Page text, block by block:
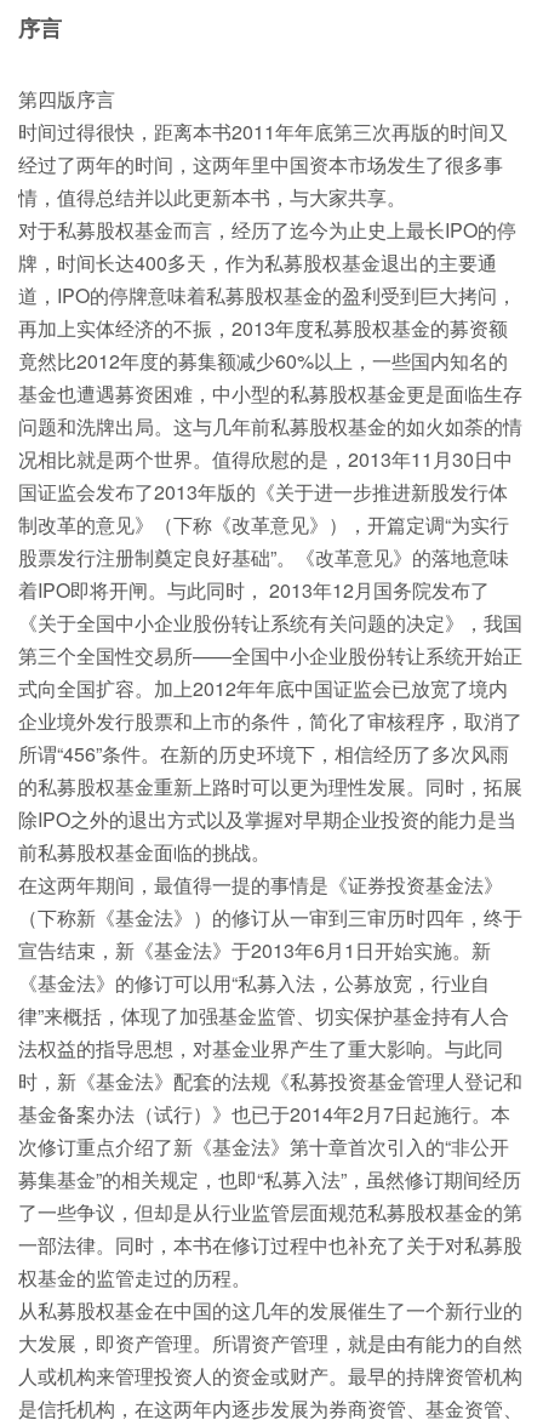
序言
第四版序言
时间过得很快，距离本书2011年年底第三次再版的时间又
经过了两年的时间，这两年里中国资本市场发生了很多事
情，值得总结并以此更新本书，与大家共享。
对于私募股权基金而言，经历了迄今为止史上最长IPO的停
牌，时间长达400多天，作为私募股权基金退出的主要通
道，IPO的停牌意味着私募股权基金的盈利受到巨大拷问，
再加上实体经济的不振，2013年度私募股权基金的募资额
竟然比2012年度的募集额减少60%以上，一些国内知名的
基金也遭遇募资困难，中小型的私募股权基金更是面临生存
问题和洗牌出局。这与几年前私募股权基金的如火如荼的情
况相比就是两个世界。值得欣慰的是，2013年11月30日中
国证监会发布了2013年版的《关于进一步推进新股发行体
制改革的意见》（下称《改革意见》），开篇定调“为实行
股票发行注册制奠定良好基础”。《改革意见》的落地意味
着IPO即将开闸。与此同时， 2013年12月国务院发布了
《关于全国中小企业股份转让系统有关问题的决定》，我国
第三个全国性交易所——全国中小企业股份转让系统开始正
式向全国扩容。加上2012年年底中国证监会已放宽了境内
企业境外发行股票和上市的条件，简化了审核程序，取消了
所谓“456”条件。在新的历史环境下，相信经历了多次风雨
的私募股权基金重新上路时可以更为理性发展。同时，拓展
除IPO之外的退出方式以及掌握对早期企业投资的能力是当
前私募股权基金面临的挑战。
在这两年期间，最值得一提的事情是《证券投资基金法》
（下称新《基金法》）的修订从一审到三审历时四年，终于
宣告结束，新《基金法》于2013年6月1日开始实施。新
《基金法》的修订可以用“私募入法，公募放宽，行业自
律”来概括，体现了加强基金监管、切实保护基金持有人合
法权益的指导思想，对基金业界产生了重大影响。与此同
时，新《基金法》配套的法规《私募投资基金管理人登记和
基金备案办法（试行）》也已于2014年2月7日起施行。本
次修订重点介绍了新《基金法》第十章首次引入的“非公开
募集基金”的相关规定，也即“私募入法”，虽然修订期间经历
了一些争议，但却是从行业监管层面规范私募股权基金的第
一部法律。同时，本书在修订过程中也补充了关于对私募股
权基金的监管走过的历程。
从私募股权基金在中国的这几年的发展催生了一个新行业的
大发展，即资产管理。所谓资产管理，就是由有能力的自然
人或机构来管理投资人的资金或财产。最早的持牌资管机构
是信托机构，在这两年内逐步发展为券商资管、基金资管、